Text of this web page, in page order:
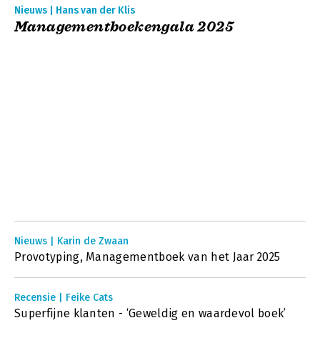
Nieuws | Hans van der Klis
Managementboekengala 2025
Nieuws | Karin de Zwaan
Provotyping, Managementboek van het Jaar 2025
Recensie | Feike Cats
Superfijne klanten - ‘Geweldig en waardevol boek’